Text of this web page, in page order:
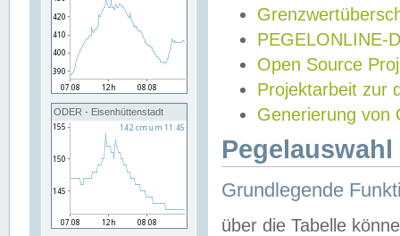
ODER - Eisenhüttenstadt
PEGELONLINE-
Open Source
Projektarbeit zur
Generierung von
Grundlegende
über die Tabelle